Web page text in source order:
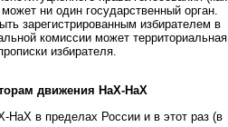
ни один государственный орган.
зарегистрированным избирателем в
комиссии может территориальная
избирателя.
движения НаХ-НаХ
НаХ в пределах России и в этот раз (в